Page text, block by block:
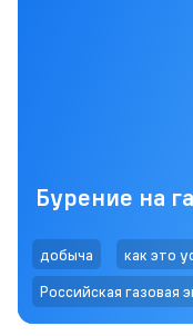
Бурение на
добыча как это
Российская газовая